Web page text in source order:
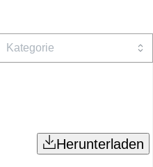
Herunterladen